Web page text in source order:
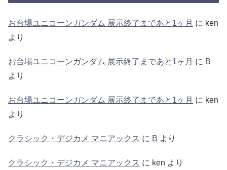
お台場ユニコーンガンダム 展示終了まであと1ヶ月 に ken
より
お台場ユニコーンガンダム 展示終了まであと1ヶ月 に B
より
お台場ユニコーンガンダム 展示終了まであと1ヶ月 に ken
より
クラシック・デジカメ マニアックス に B より
クラシック・デジカメ マニアックス に ken より